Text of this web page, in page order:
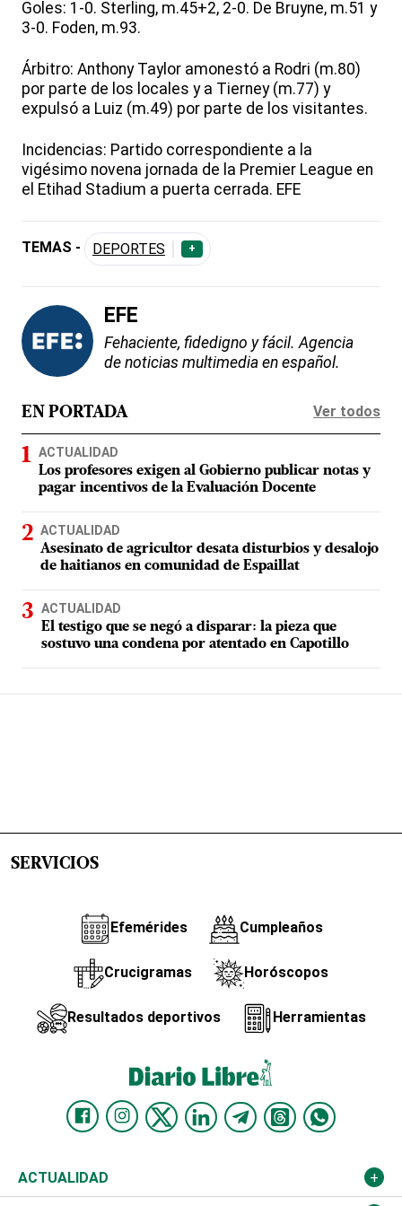
Goles: 1-0. Sterling, m.45+2, 2-0. De Bruyne, m.51 y
3-0. Foden, m.93.
Árbitro: Anthony Taylor amonestó a Rodri (m.80)
por parte de los locales y a Tierney (m.77) y
expulsó a Luiz (m.49) por parte de los visitantes.
Incidencias: Partido correspondiente a la
vigésimo novena jornada de la Premier League en
el Etihad Stadium a puerta cerrada. EFE
TEMAS - DEPORTES +
EFE
Fehaciente, fidedigno y fácil. Agencia
de noticias multimedia en español.
EN PORTADA Ver todos
ACTUALIDAD
Los profesores exigen al Gobierno publicar notas y
pagar incentivos de la Evaluación Docente
ACTUALIDAD
Asesinato de agricultor desata disturbios y desalojo
de haitianos en comunidad de Espaillat
ACTUALIDAD
El testigo que se negó a disparar: la pieza que
sostuvo una condena por atentado en Capotillo
SERVICIOS
Efemérides Cumpleaños
Crucigramas Horóscopos
Resultados deportivos Herramientas
ACTUALIDAD